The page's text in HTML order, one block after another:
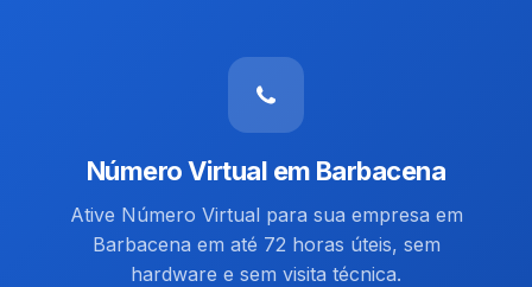
Número Virtual em Barbacena
Ative Número Virtual para sua empresa em
Barbacena em até 72 horas úteis, sem
hardware e sem visita técnica.